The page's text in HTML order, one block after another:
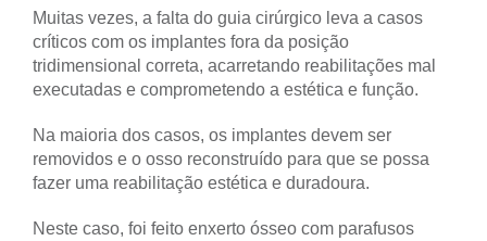
Muitas vezes, a falta do guia cirúrgico leva a casos
críticos com os implantes fora da posição
tridimensional correta, acarretando reabilitações mal
executadas e comprometendo a estética e função.
Na maioria dos casos, os implantes devem ser
removidos e o osso reconstruído para que se possa
fazer uma reabilitação estética e duradoura.
Neste caso, foi feito enxerto ósseo com parafusos